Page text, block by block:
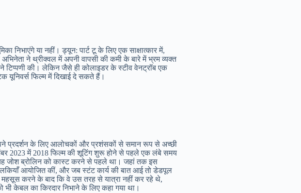
या नहीं। ड्यून: पार्ट टू के लिए एक साक्षात्कार में,
ने थ्रीक्वल में अपनी वापसी की कमी के बारे में भ्रम व्यक्त
टिप्पणी की। लेकिन जैसे ही कोलाइडर के स्टीव वेनट्रॉब एक
यूनिवर्स फिल्म में दिखाई दे सकते हैं।
प्रदर्शन के लिए आलोचकों और प्रशंसकों से समान रूप से अच्छी
2023 में 2018 फिल्म की शूटिंग शुरू होने से पहले एक लंबे समय
जोश ब्रोलिन को कास्ट करने से पहले था। जहां तक इस
आयोजित कीं, और जब स्टंट कार्य की बात आई तो डेडपूल
करने के बाद कि वे उस तरह से यात्रा नहीं कर रहे थे,
केबल का किरदार निभाने के लिए कहा गया था।